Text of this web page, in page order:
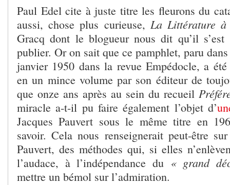
Paul Edel cite à juste titre les fleurons du
aussi, chose plus curieuse, La Littérature à
Gracq dont le blogueur nous dit qu’il s’est
publier. Or on sait que ce pamphlet, paru
janvier 1950 dans la revue Empédocle, a
en un mince volume par son éditeur de
que onze ans après au sein du recueil
miracle a-t-il pu faire également l’objet d’
Jacques Pauvert sous le même titre en
savoir. Cela nous renseignerait peut-être
Pauvert, des méthodes qui, si elles
l’audace, à l’indépendance du « grand
mettre un bémol sur l’admiration.